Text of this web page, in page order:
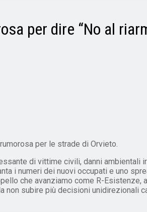
per dire “No al
per le strade di Orvieto.
di vittime civili, danni
i numeri dei nuovi occupati e uno
che avanziamo come R-
subire più decisioni unidirezionali